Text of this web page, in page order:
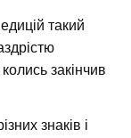
такий
закінчив
знаків і